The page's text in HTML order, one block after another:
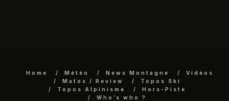
Home Météo News Montagne
Vidéos
Matos / Review
Topos Ski
Topos Alpinisme
Hors-Piste
Who’s who ?